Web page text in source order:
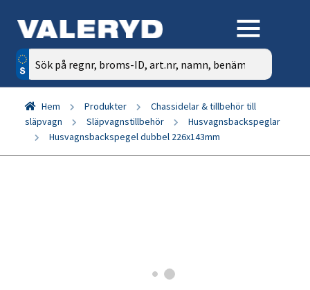
Sök
efter:
Hem Produkter
Chassidelar & tillbehör till
släpvagn
Släpvagnstillbehör
Husvagnsbackspeglar
Husvagnsbackspegel dubbel 226x143mm